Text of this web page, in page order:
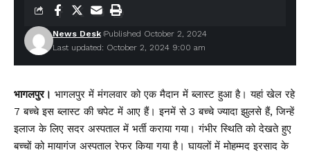
Last updated: October 2, 2024 9:00 am
News Desk Published October 2, 2024
भागलपुर। भागलपुर में मंगलवार को एक मैदान में ब्लास्ट हुआ है। यहां खेल रहे
7 बच्चे इस ब्लास्ट की चपेट में आए हैं। इनमें से 3 बच्चे ज्यादा झुलसे हैं, जिन्हें
इलाज के लिए सदर अस्पताल में भर्ती कराया गया। गंभीर स्थिति को देखते हुए
बच्चों को मायागंज अस्पताल रेफर किया गया है। घायलों में मोहम्मद इरसाद के